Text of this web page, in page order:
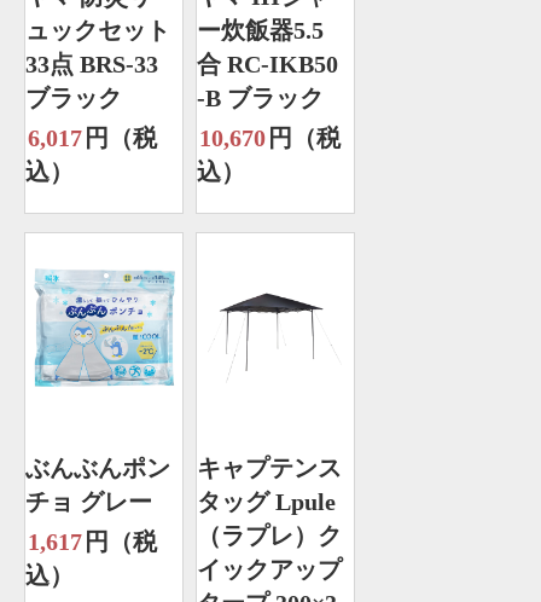
ュックセット
33点 BRS-33
ブラック
6,017 円（税
込）
ー炊飯器5.5
合 RC-IKB50
-B ブラック
10,670 円（税
込）
ぶんぶんポン
チョ グレー
1,617 円（税
込）
キャプテンス
タッグ Lpule
（ラプレ）ク
イックアップ